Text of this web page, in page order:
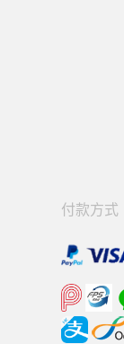
付款方式